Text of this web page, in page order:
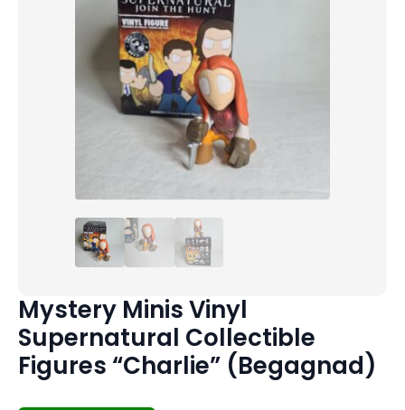
Mystery Minis Vinyl
Supernatural Collectible
Figures “Charlie” (Begagnad)